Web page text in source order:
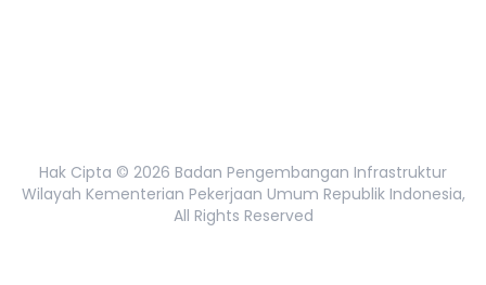
Hak Cipta © 2026 Badan Pengembangan Infrastruktur
Wilayah Kementerian Pekerjaan Umum Republik Indonesia,
All Rights Reserved